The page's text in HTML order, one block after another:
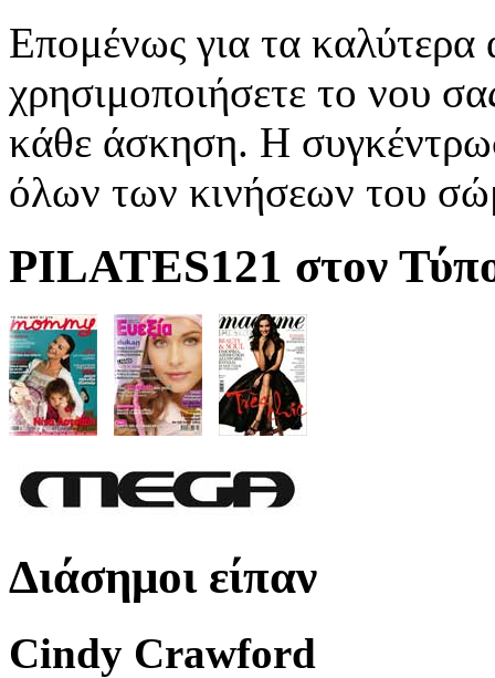
Επομένως για τα καλύτερα
χρησιμοποιήσετε το νου
κάθε άσκηση. Η
όλων των κινήσεων του
PILATES121 στον
Διάσημοι είπαν
Cindy Crawford